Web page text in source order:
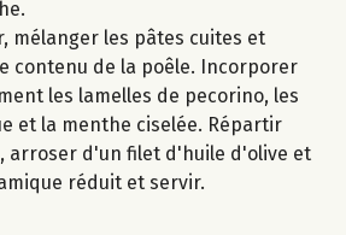
mélanger les pâtes cuites et
contenu de la poêle. Incorporer
les lamelles de pecorino, les
et la menthe ciselée. Répartir
arroser d'un filet d'huile d'olive et
réduit et servir.